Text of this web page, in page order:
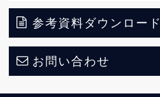
参考資料ダウンロード
お問い合わせ